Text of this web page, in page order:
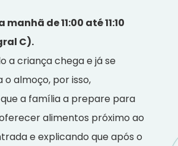
de 11:00 até 11:10
C).
a criança chega e já se
almoço, por isso,
a família a prepare para
alimentos próximo ao
e explicando que após o